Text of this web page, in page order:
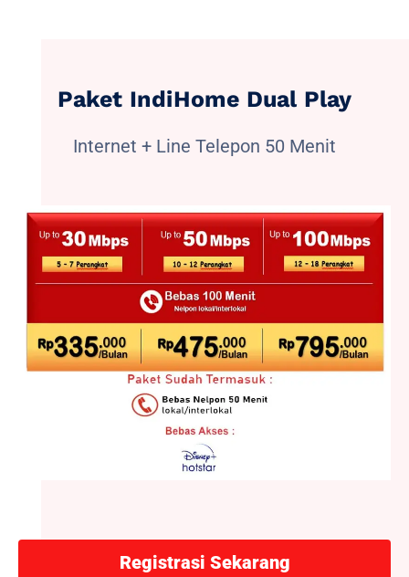
Paket IndiHome Dual Play
Internet + Line Telepon 50 Menit
Registrasi Sekarang